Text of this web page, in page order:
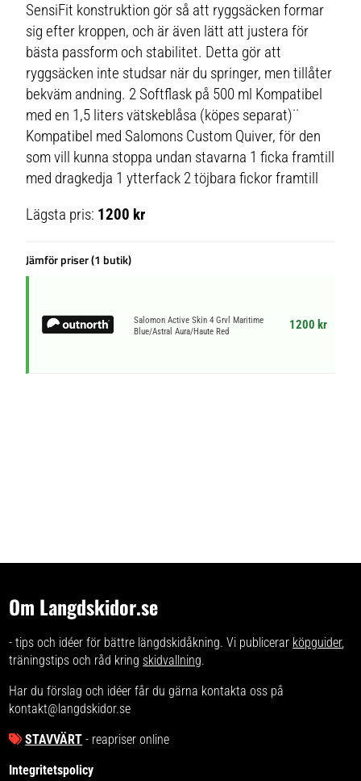
SensiFit konstruktion gör så att ryggsäcken formar
sig efter kroppen, och är även lätt att justera för
bästa passform och stabilitet. Detta gör att
ryggsäcken inte studsar när du springer, men tillåter
bekväm andning. 2 Softflask på 500 ml Kompatibel
med en 1,5 liters vätskeblåsa (köpes separat)¨
Kompatibel med Salomons Custom Quiver, för den
som vill kunna stoppa undan stavarna 1 ficka framtill
med dragkedja 1 ytterfack 2 töjbara fickor framtill
Lägsta pris: 1200 kr
Jämför priser (1 butik)
Salomon Active Skin 4 Grvl Maritime
Blue/Astral Aura/Haute Red
1200 kr
Om Langdskidor.se
- tips och idéer för bättre längdskidåkning. Vi publicerar köpguider,
träningstips och råd kring skidvallning.
Har du förslag och idéer får du gärna kontakta oss på
kontakt@langdskidor.se
STAVVÄRT - reapriser online
Integritetspolicy